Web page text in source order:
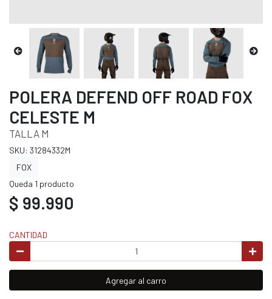
POLERA DEFEND OFF ROAD FOX
CELESTE M
TALLA M
SKU: 31284332M
FOX
Queda 1 producto
$ 99.990
CANTIDAD
Agregar al carro